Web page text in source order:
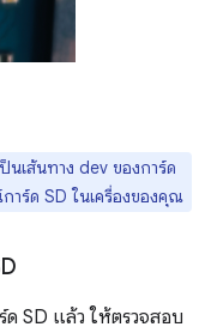
นเส้นทาง dev ของการ์ด
ร์ด SD ในเครื่องของคุณ
SD แล้ว ให้ตรวจสอบ